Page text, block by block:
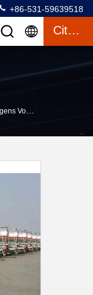
+86-531-59639518
Citaat